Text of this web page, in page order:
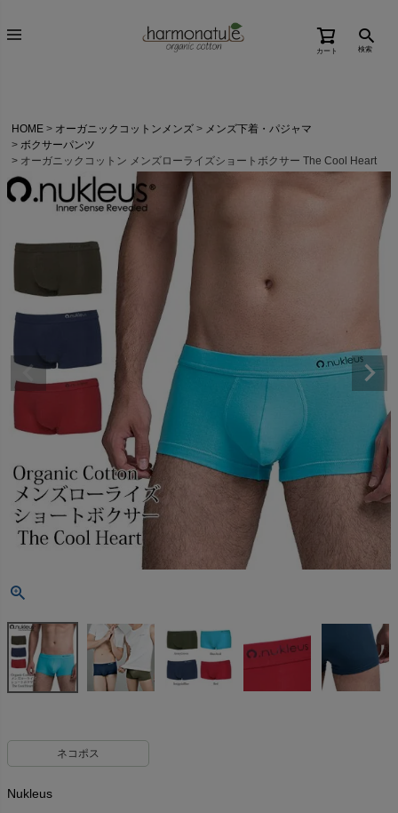
カート 検索
HOME オーガニックコットンメンズ
メンズ下着・パジャマ
ボクサーパンツ
オーガニックコットン メンズローライズショートボクサー The Cool Heart
ネコポス
Nukleus